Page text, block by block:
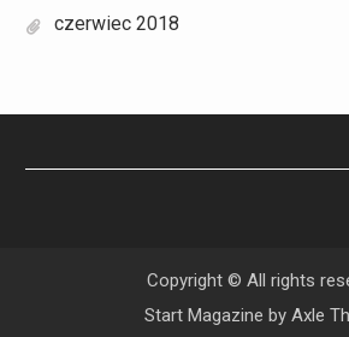
czerwiec 2018
Copyright © All rights
Start Magazine by Axle